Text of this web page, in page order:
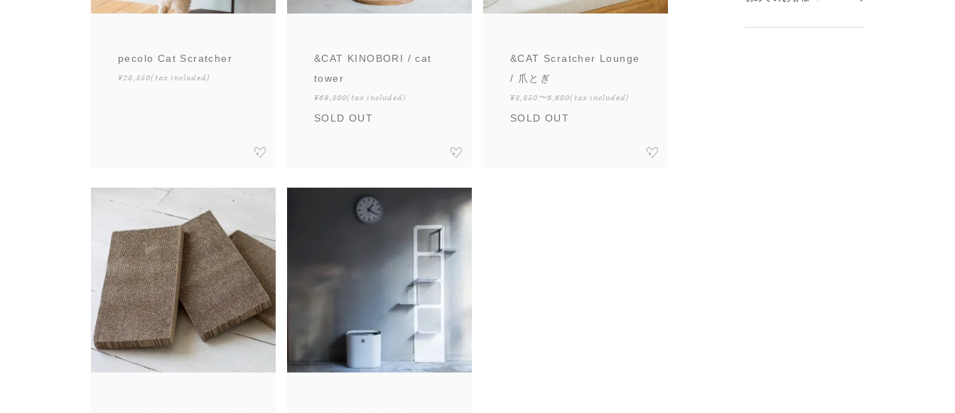
pecolo Cat Scratcher
¥20,350(tax included)
&CAT KINOBORI / cat
tower
¥69,300(tax included)
SOLD OUT
&CAT Scratcher Lounge
/ 爪とぎ
¥3,850〜6,600(tax included)
SOLD OUT